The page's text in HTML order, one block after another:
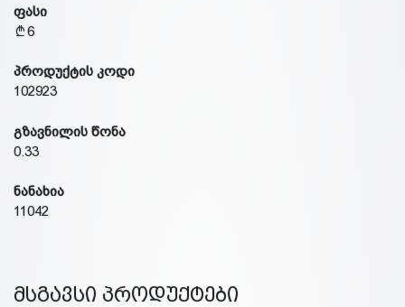
ფასი
6
პროდუქტის კოდი
102923
გზავნილის წონა
0.33
ნანახია
11042
მსგავსი პროდუქტები